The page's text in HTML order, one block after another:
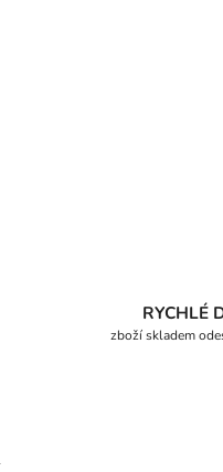
RYCHLÉ
zboží skladem